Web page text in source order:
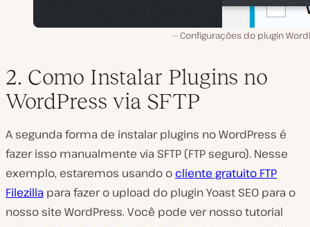
Configurações do plugin
2. Como Instalar Plugins no
WordPress via SFTP
A segunda forma de instalar plugins no WordPress é
fazer isso manualmente via SFTP (FTP seguro). Nesse
exemplo, estaremos usando o cliente gratuito FTP
Filezilla para fazer o upload do plugin Yoast SEO para o
nosso site WordPress. Você pode ver nosso tutorial